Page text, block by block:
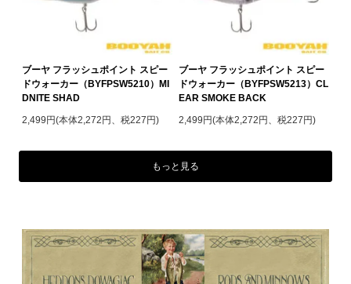
ブーヤ フラッシュポイント スピー
ドウォーカー（BYFPSW5210）MI
DNITE SHAD
2,499円(本体2,272円、税227円)
ブーヤ フラッシュポイント スピー
ドウォーカー（BYFPSW5213）CL
EAR SMOKE BACK
2,499円(本体2,272円、税227円)
もっと見る